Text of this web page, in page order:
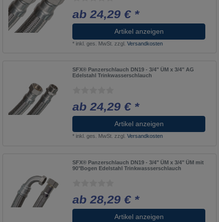
ab 24,29 € *
Artikel anzeigen
* inkl. ges. MwSt. zzgl.Versandkosten
SFX® Panzerschlauch DN19 - 3/4" ÜM x 3/4" AG
Edelstahl Trinkwasserschlauch
ab 24,29 € *
Artikel anzeigen
* inkl. ges. MwSt. zzgl.Versandkosten
SFX® Panzerschlauch DN19 - 3/4" ÜM x 3/4" ÜM mit
90°Bogen Edelstahl Trinkwassserschlauch
ab 28,29 € *
Artikel anzeigen